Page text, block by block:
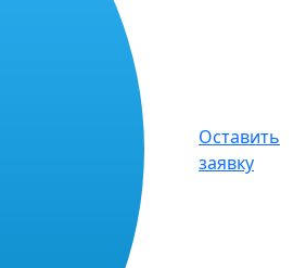
Оставить
заявку